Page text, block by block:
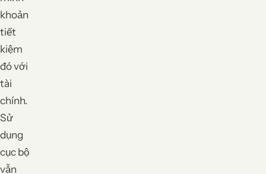
khoản
tiết
kiệm
đó với
tài
chính.
Sử
dụng
cục bộ
vẫn